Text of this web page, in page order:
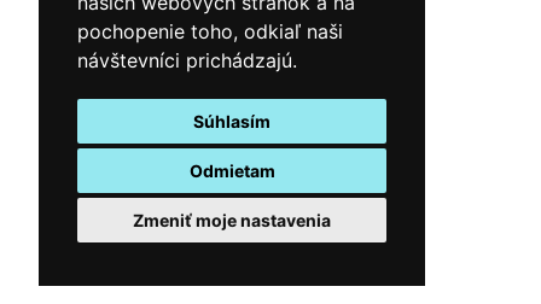
pochopenie toho, odkiaľ naši
návštevníci prichádzajú.
Súhlasím
Odmietam
Zmeniť moje nastavenia